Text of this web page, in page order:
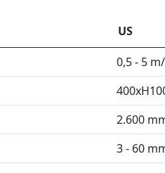
US
0,5 - 5
2.600
3 - 60